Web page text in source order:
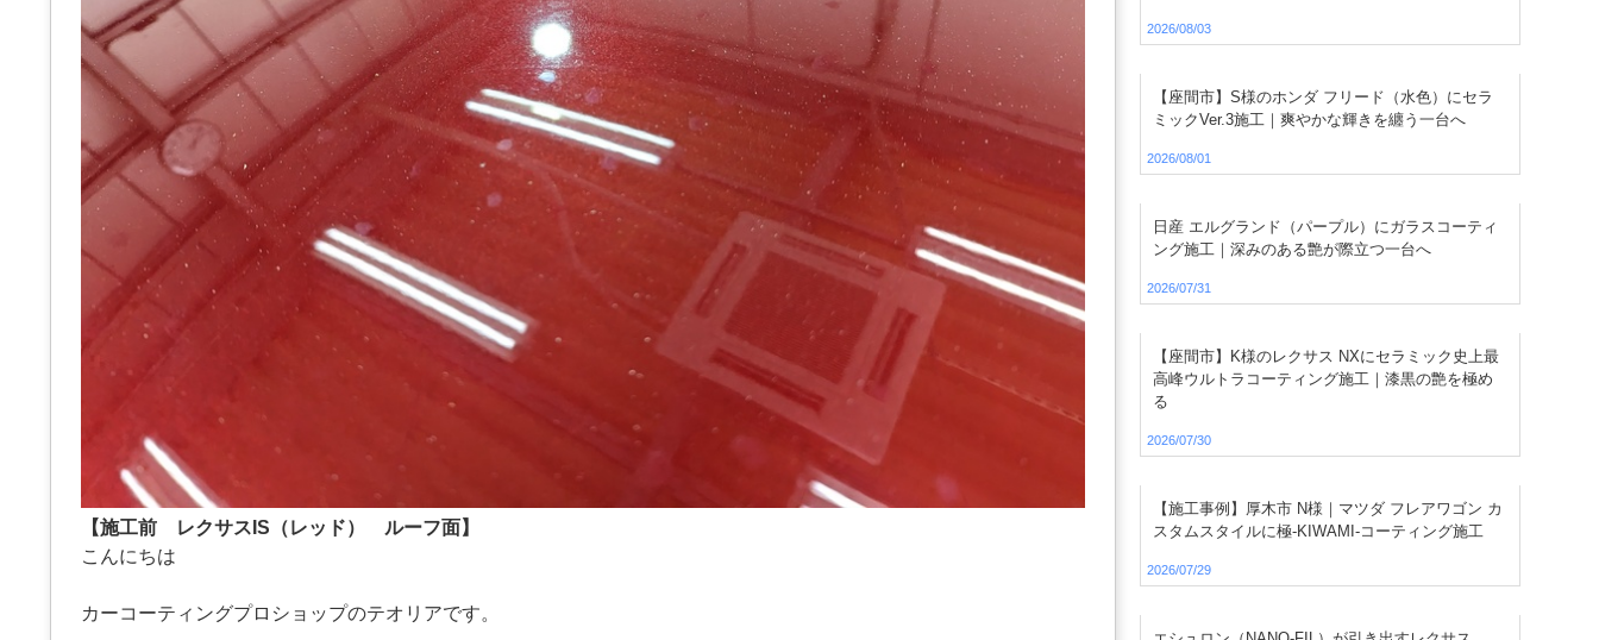
【施工前 レクサスIS（レッド） ルーフ面】
こんにちは
カーコーティングプロショップのテオリアです。
2026/08/03
【座間市】S様のホンダ フリード（水色）にセラ
ミックVer.3施工｜爽やかな輝きを纏う一台へ
2026/08/01
日産 エルグランド（パープル）にガラスコーティ
ング施工｜深みのある艶が際立つ一台へ
2026/07/31
【座間市】K様のレクサス NXにセラミック史上最
高峰ウルトラコーティング施工｜漆黒の艶を極め
る
2026/07/30
【施工事例】厚木市 N様｜マツダ フレアワゴン カ
スタムスタイルに極-KIWAMI-コーティング施工
2026/07/29